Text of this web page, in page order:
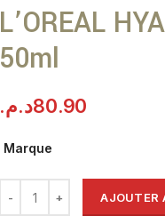
L’OREAL
50ml
80.90د.م.
Marque
AJOUTER